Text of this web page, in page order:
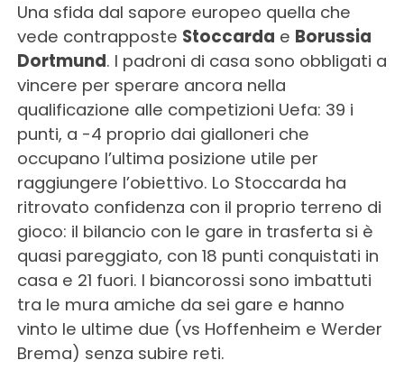
Una sfida dal sapore europeo quella che
vede contrapposte Stoccarda e Borussia
Dortmund. I padroni di casa sono obbligati a
vincere per sperare ancora nella
qualificazione alle competizioni Uefa: 39 i
punti, a -4 proprio dai gialloneri che
occupano l’ultima posizione utile per
raggiungere l’obiettivo. Lo Stoccarda ha
ritrovato confidenza con il proprio terreno di
gioco: il bilancio con le gare in trasferta si è
quasi pareggiato, con 18 punti conquistati in
casa e 21 fuori. I biancorossi sono imbattuti
tra le mura amiche da sei gare e hanno
vinto le ultime due (vs Hoffenheim e Werder
Brema) senza subire reti.